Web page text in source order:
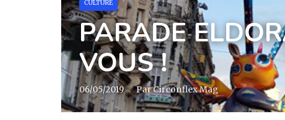
CULTURE
PARADE
VOUS !
06/05/2019 · Par Circonflex Mag